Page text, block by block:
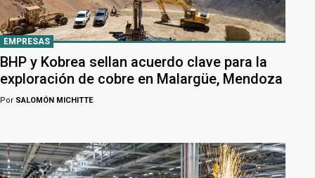
EMPRESAS
BHP y Kobrea sellan acuerdo clave para la
exploración de cobre en Malargüe, Mendoza
Por SALOMÓN MICHITTE